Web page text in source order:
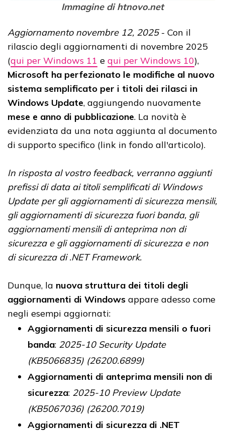
Immagine di htnovo.net
Aggiornamento novembre 12, 2025- Con il
rilascio degli aggiornamenti di novembre 2025
(qui per Windows 11 e qui per Windows 10),
Microsoft ha perfezionato le modifiche al nuovo
sistema semplificato per i titoli dei rilasci in
Windows Update, aggiungendo nuovamente
mese e anno di pubblicazione. La novità è
evidenziata da una nota aggiunta al documento
di supporto specifico (link in fondo all'articolo).
In risposta al vostro feedback, verranno aggiunti
prefissi di data ai titoli semplificati di Windows
Update per gli aggiornamenti di sicurezza mensili,
gli aggiornamenti di sicurezza fuori banda, gli
aggiornamenti mensili di anteprima non di
sicurezza e gli aggiornamenti di sicurezza e non
di sicurezza di .NET Framework.
Dunque, la nuova struttura dei titoli degli
aggiornamenti di Windows appare adesso come
negli esempi aggiornati:
Aggiornamenti di sicurezza mensili o fuori
banda: 2025-10 Security Update
(KB5066835) (26200.6899)
Aggiornamenti di anteprima mensili non di
sicurezza: 2025-10 Preview Update
(KB5067036) (26200.7019)
Aggiornamenti di sicurezza di .NET